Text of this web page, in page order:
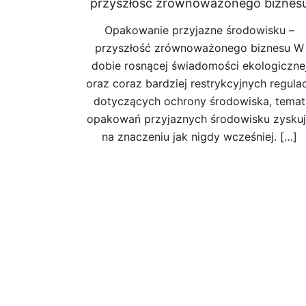
przyszłość zrównoważonego
Opakowanie przyjazne środowisku –
przyszłość zrównoważonego biznesu W
dobie rosnącej świadomości
oraz coraz bardziej restrykcyjnych
dotyczących ochrony środowiska, temat
opakowań przyjaznych środowisku
na znaczeniu jak nigdy wcześniej. […]